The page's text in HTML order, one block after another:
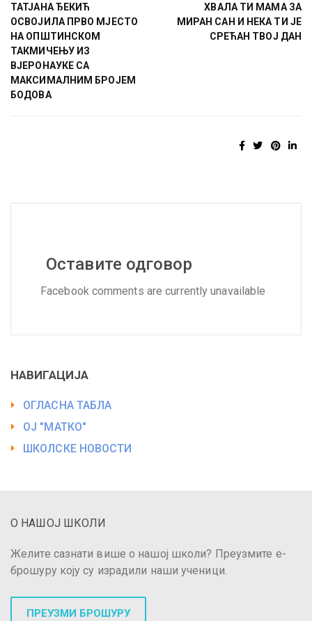
ТАТЈАНА ЂЕКИЋ
ОСВОЈИЛА ПРВО МЈЕСТО
НА ОПШТИНСКОМ
ТАКМИЧЕЊУ ИЗ
ВЈЕРОНАУКЕ СА
МАКСИМАЛНИМ БРОЈЕМ
БОДОВА
ХВАЛА ТИ МАМА ЗА
МИРАН САН И НЕКА ТИ ЈЕ
СРЕЋАН ТВОЈ ДАН
Оставите одговор
Facebook comments are currently unavailable
НАВИГАЦИЈА
ОГЛАСНА ТАБЛА
ОЈ "МАТКО"
ШКОЛСКЕ НОВОСТИ
О НАШОЈ ШКОЛИ
Желите сазнати више о нашој школи? Преузмите е-
брошуру коју су израдили наши ученици.
ПРЕУЗМИ БРОШУРУ